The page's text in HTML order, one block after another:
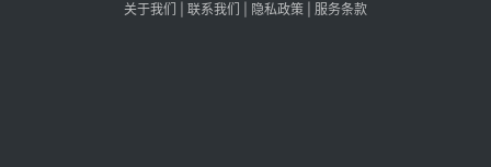
关于我们
联系我们 隐私政策 服务条款